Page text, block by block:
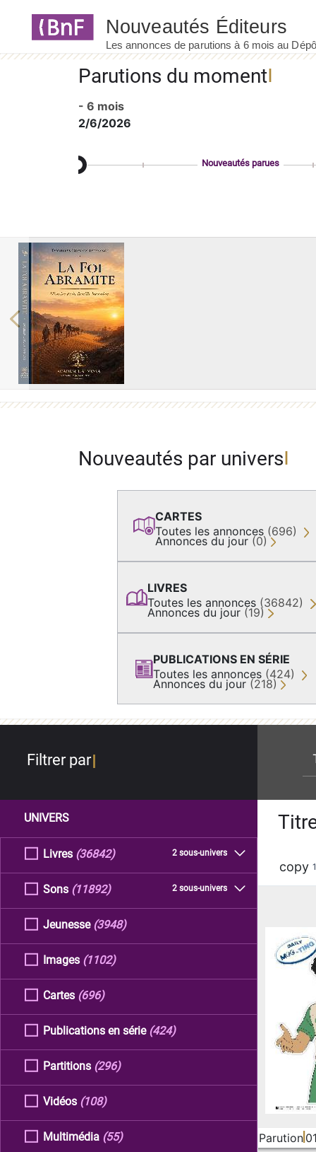
Parutions du moment
- 6 mois
2/6/2026
Nouveautés parues
Previous
Nouveautés par univers
CARTES
Toutes les annonces (696)
Annonces du jour (0)
LIVRES
Toutes les annonces (36842)
Annonces du jour (19)
PUBLICATIONS EN SÉRIE
Toutes les annonces (424)
Annonces du jour (218)
Filtrer par
UNIVERS
Livres 2 sous-univers
(36842)
Sons 2 sous-univers
(11892)
Jeunesse (3948)
Images (1102)
Cartes (696)
Publications en série (424)
Partitions (296)
Vidéos (108)
Multimédia (55)
copy
Parution